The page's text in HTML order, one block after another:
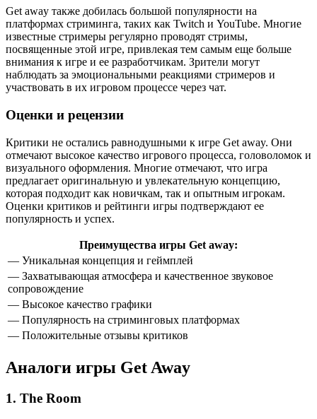
Get away также добилась большой популярности на
платформах стриминга, таких как Twitch и YouTube. Многие
известные стримеры регулярно проводят стримы,
посвященные этой игре, привлекая тем самым еще больше
внимания к игре и ее разработчикам. Зрители могут
наблюдать за эмоциональными реакциями стримеров и
участвовать в их игровом процессе через чат.
Оценки и рецензии
Критики не остались равнодушными к игре Get away. Они
отмечают высокое качество игрового процесса, головоломок и
визуального оформления. Многие отмечают, что игра
предлагает оригинальную и увлекательную концепцию,
которая подходит как новичкам, так и опытным игрокам.
Оценки критиков и рейтинги игры подтверждают ее
популярность и успех.
Преимущества игры Get away:
— Уникальная концепция и геймплей
— Захватывающая атмосфера и качественное звуковое
сопровождение
— Высокое качество графики
— Популярность на стриминговых платформах
— Положительные отзывы критиков
Аналоги игры Get Away
1. The Room